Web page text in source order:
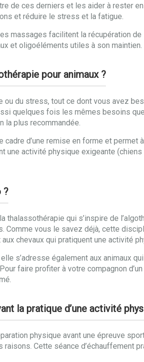
de ces derniers et les aider à rester
et réduire le stress et la fatigue.
massages facilitent la récupération de
et oligoéléments utiles à son
pour animaux ?
du stress, tout ce dont vous avez
quelques fois les mêmes besoins
la plus recommandée.
d’une remise en forme et
une activité physique exigeante
?
thalassothérapie qui s’inspire de
Comme vous le savez déjà, cette
chevaux qui pratiquent une activité
s’adresse également aux animaux
faire profiter à votre compagnon
la pratique d’une activité
physique avant une épreuve
Cette séance d’échauffement